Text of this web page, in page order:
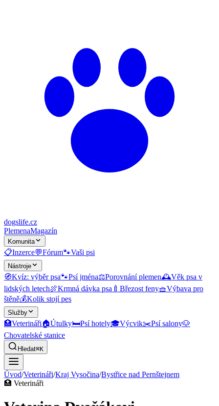
dogslife.cz
PlemenaMagazín
Komunita
📋Inzerce💬Fórum🐾Vaši psi
Nástroje
🧭Kvíz: výběr psa🐾Psí jména⚖️Porovnání plemen🕰️Věk psa v
lidských letech🍖Krmná dávka psa 🍼 Březost feny🧺Výbava pro
štěně💰Kolik stojí pes
Služby
🏥Veterináři🏠Útulky🛏️Psí hotely🎓Výcvik✂️Psí salony🐶
Chovatelské stanice
Hledat⌘K
Úvod/Veterináři/Kraj Vysočina/Bystřice nad Pernštejnem
🏥 Veterináři